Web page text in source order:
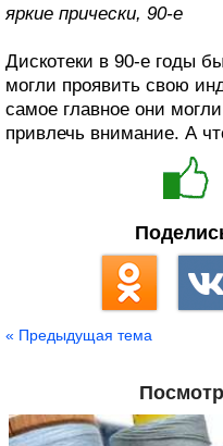
яркие прически, 90-е
Дискотеки в 90-е годы
могли проявить свою
самое главное они
привлечь внимание. А
« Предыдущая тема